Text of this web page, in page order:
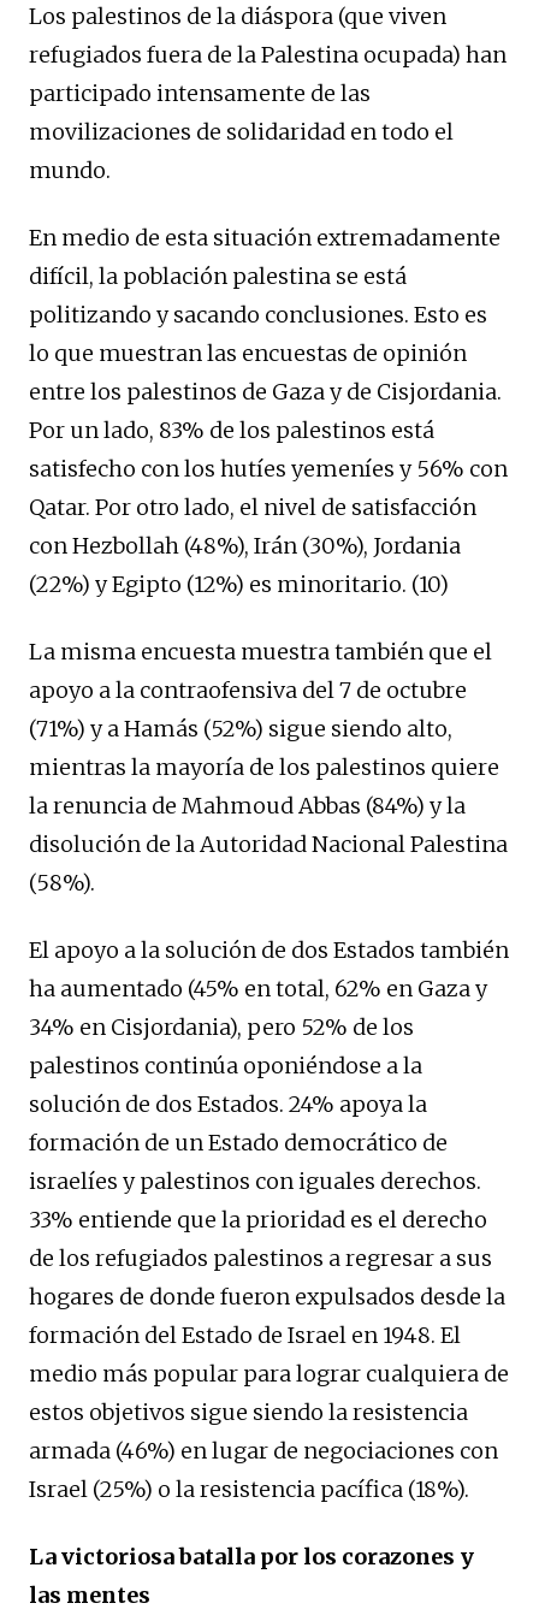
Los palestinos de la diáspora (que viven
refugiados fuera de la Palestina ocupada) han
participado intensamente de las
movilizaciones de solidaridad en todo el
mundo.
En medio de esta situación extremadamente
difícil, la población palestina se está
politizando y sacando conclusiones. Esto es
lo que muestran las encuestas de opinión
entre los palestinos de Gaza y de Cisjordania.
Por un lado, 83% de los palestinos está
satisfecho con los hutíes yemeníes y 56% con
Qatar. Por otro lado, el nivel de satisfacción
con Hezbollah (48%), Irán (30%), Jordania
(22%) y Egipto (12%) es minoritario. (10)
La misma encuesta muestra también que el
apoyo a la contraofensiva del 7 de octubre
(71%) y a Hamás (52%) sigue siendo alto,
mientras la mayoría de los palestinos quiere
la renuncia de Mahmoud Abbas (84%) y la
disolución de la Autoridad Nacional Palestina
(58%).
El apoyo a la solución de dos Estados también
ha aumentado (45% en total, 62% en Gaza y
34% en Cisjordania), pero 52% de los
palestinos continúa oponiéndose a la
solución de dos Estados. 24% apoya la
formación de un Estado democrático de
israelíes y palestinos con iguales derechos.
33% entiende que la prioridad es el derecho
de los refugiados palestinos a regresar a sus
hogares de donde fueron expulsados ​​desde la
formación del Estado de Israel en 1948. El
medio más popular para lograr cualquiera de
estos objetivos sigue siendo la resistencia
armada (46%) en lugar de negociaciones con
Israel (25%) o la resistencia pacífica (18%).
La victoriosa batalla por los corazones y
las mentes